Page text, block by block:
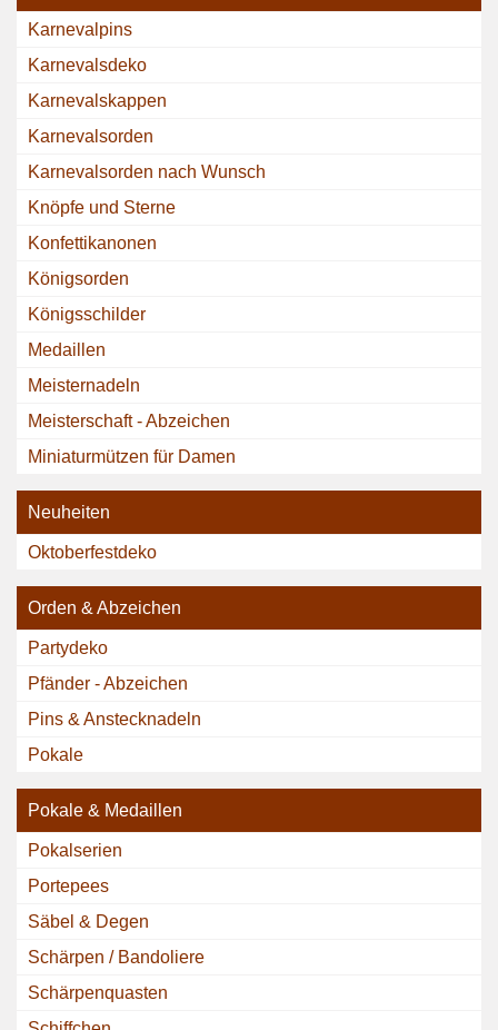
Karnevalpins
Karnevalsdeko
Karnevalskappen
Karnevalsorden
Karnevalsorden nach Wunsch
Knöpfe und Sterne
Konfettikanonen
Königsorden
Königsschilder
Medaillen
Meisternadeln
Meisterschaft - Abzeichen
Miniaturmützen für Damen
Neuheiten
Oktoberfestdeko
Orden & Abzeichen
Partydeko
Pfänder - Abzeichen
Pins & Anstecknadeln
Pokale
Pokale & Medaillen
Pokalserien
Portepees
Säbel & Degen
Schärpen / Bandoliere
Schärpenquasten